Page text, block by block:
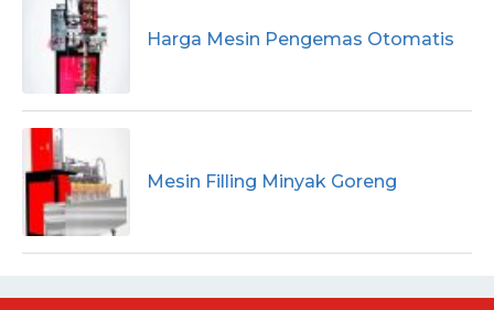
Harga Mesin Pengemas Otomatis
Mesin Filling Minyak Goreng